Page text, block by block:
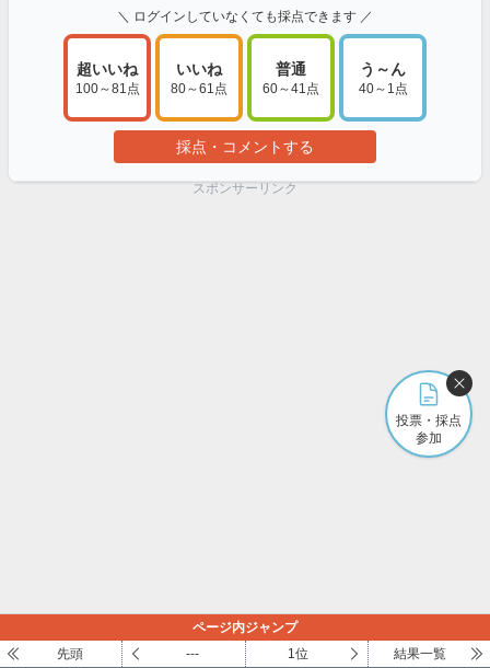
＼ ログインしていなくても採点できます ／
超いいね
100～81点
いいね
80～61点
普通
60～41点
う～ん
40～1点
採点・コメントする
スポンサーリンク
投票・採点
参加
ページ内ジャンプ
先頭
--- 1位 結果一覧